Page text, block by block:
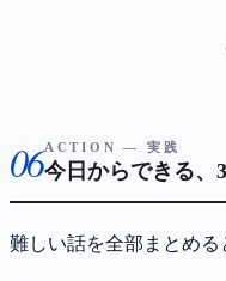
06ACTION — 実践
今日からできる、
難しい話を全部まとめる